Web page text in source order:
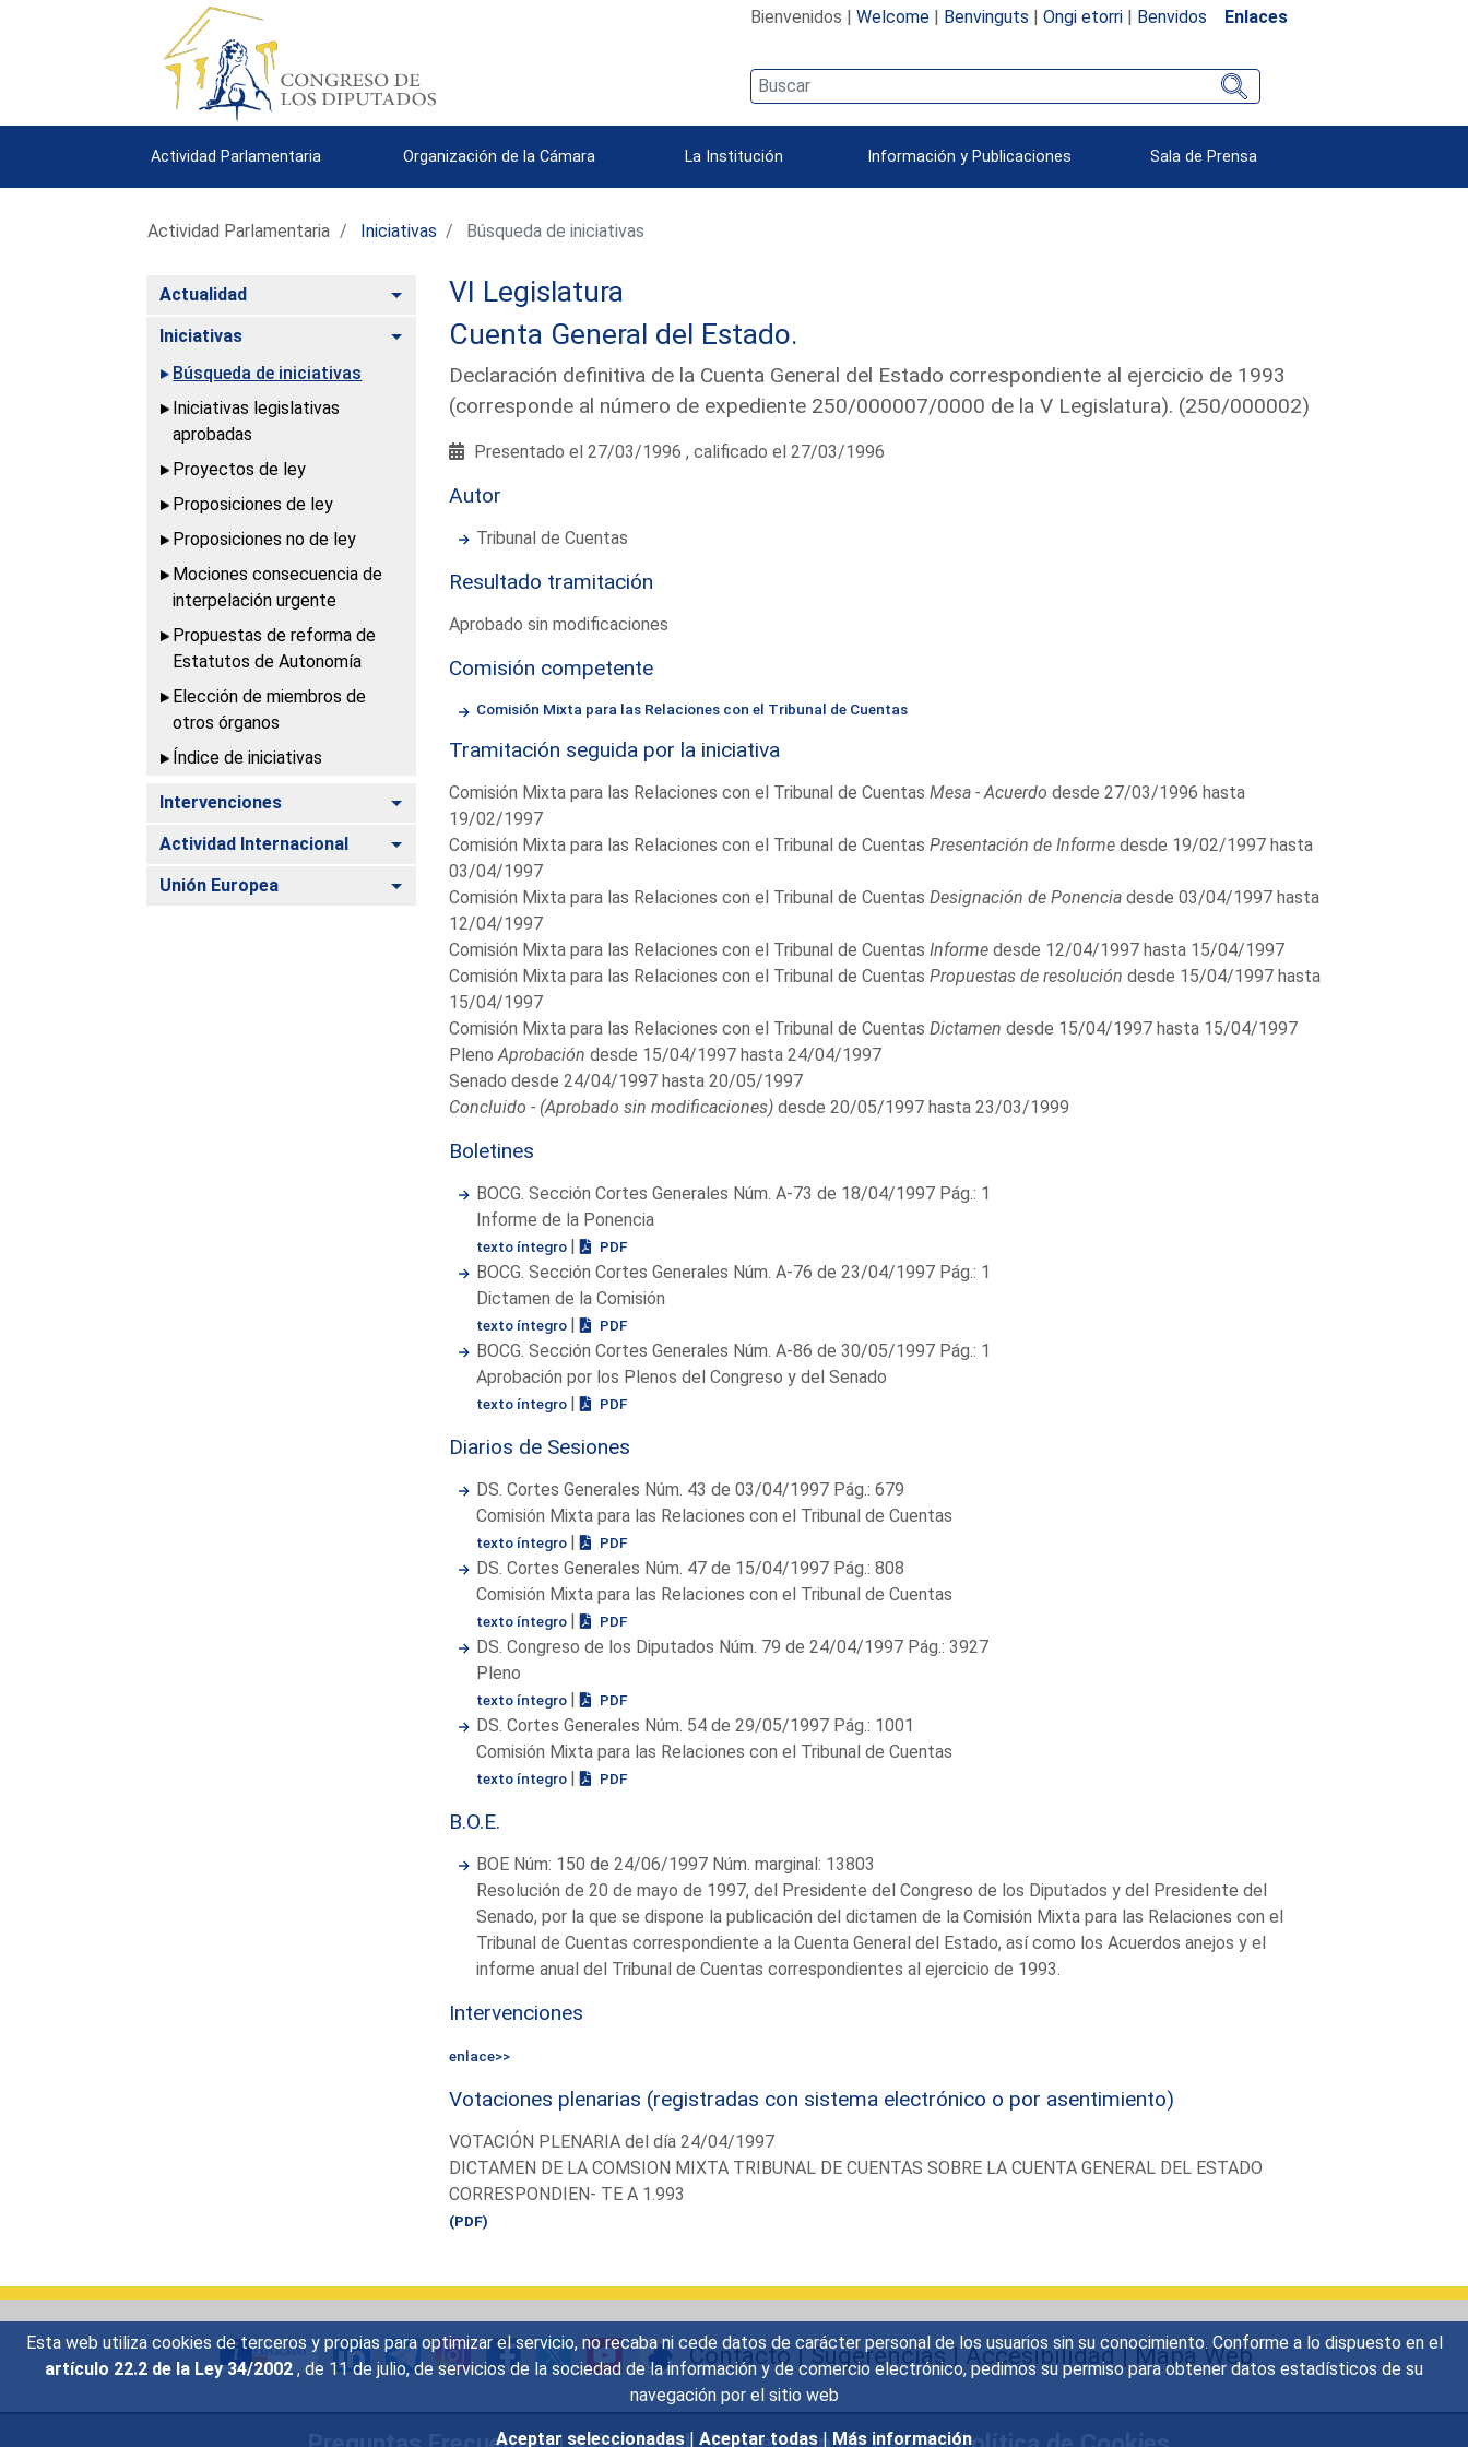
Esta web utiliza cookies de terceros y propias para optimizar el servicio, no recaba ni cede datos de carácter personal de los usuarios sin su conocimiento. Conforme a lo dispuesto en el
artículo 22.2 de la Ley 34/2002 , de 11 de julio, de servicios de la sociedad de la información y de comercio electrónico, pedimos su permiso para obtener datos estadísticos de su
navegación por el sitio web
Aceptar seleccionadas | Aceptar todas | Más información
Bienvenidos | Welcome| Benvinguts | Ongi etorri| Benvidos Enlaces
Actividad Parlamentaria Organización de la Cámara La Institución Información y Publicaciones Sala de Prensa
Actividad Parlamentaria Iniciativas Búsqueda de iniciativas
Actualidad Alternar
Iniciativas
Alternar
Búsqueda de iniciativas
Iniciativas legislativas
aprobadas
Proyectos de ley
Proposiciones de ley
Proposiciones no de ley
Mociones consecuencia de
interpelación urgente
Propuestas de reforma de
Estatutos de Autonomía
Elección de miembros de
otros órganos
Índice de iniciativas
Intervenciones Alternar
Actividad Internacional Alternar
Unión Europea Alternar
VI Legislatura
Cuenta General del Estado.
Declaración definitiva de la Cuenta General del Estado correspondiente al ejercicio de 1993
(corresponde al número de expediente 250/000007/0000 de la V Legislatura). (250/000002)
Presentado el 27/03/1996 , calificado el 27/03/1996
Autor
Tribunal de Cuentas
Resultado tramitación
Aprobado sin modificaciones
Comisión competente
Comisión Mixta para las Relaciones con el Tribunal de Cuentas
Tramitación seguida por la iniciativa
Comisión Mixta para las Relaciones con el Tribunal de Cuentas Mesa - Acuerdo desde 27/03/1996 hasta
19/02/1997
Comisión Mixta para las Relaciones con el Tribunal de Cuentas Presentación de Informedesde 19/02/1997 hasta
03/04/1997
Comisión Mixta para las Relaciones con el Tribunal de Cuentas Designación de Ponenciadesde 03/04/1997 hasta
12/04/1997
Comisión Mixta para las Relaciones con el Tribunal de Cuentas Informedesde 12/04/1997 hasta 15/04/1997
Comisión Mixta para las Relaciones con el Tribunal de Cuentas Propuestas de resolución desde 15/04/1997 hasta
15/04/1997
Comisión Mixta para las Relaciones con el Tribunal de Cuentas Dictamen desde 15/04/1997 hasta 15/04/1997
Pleno Aprobación desde 15/04/1997 hasta 24/04/1997
Senado desde 24/04/1997 hasta 20/05/1997
Concluido - (Aprobado sin modificaciones)desde 20/05/1997 hasta 23/03/1999
Boletines
BOCG. Sección Cortes Generales Núm. A-73 de 18/04/1997 Pág.: 1
Informe de la Ponencia
texto íntegro | PDF
BOCG. Sección Cortes Generales Núm. A-76 de 23/04/1997 Pág.: 1
Dictamen de la Comisión
texto íntegro | PDF
BOCG. Sección Cortes Generales Núm. A-86 de 30/05/1997 Pág.: 1
Aprobación por los Plenos del Congreso y del Senado
texto íntegro | PDF
Diarios de Sesiones
DS. Cortes Generales Núm. 43 de 03/04/1997 Pág.: 679
Comisión Mixta para las Relaciones con el Tribunal de Cuentas
texto íntegro | PDF
DS. Cortes Generales Núm. 47 de 15/04/1997 Pág.: 808
Comisión Mixta para las Relaciones con el Tribunal de Cuentas
texto íntegro | PDF
DS. Congreso de los Diputados Núm. 79 de 24/04/1997 Pág.: 3927
Pleno
texto íntegro | PDF
DS. Cortes Generales Núm. 54 de 29/05/1997 Pág.: 1001
Comisión Mixta para las Relaciones con el Tribunal de Cuentas
texto íntegro | PDF
B.O.E.
BOE Núm: 150 de 24/06/1997 Núm. marginal: 13803
Resolución de 20 de mayo de 1997, del Presidente del Congreso de los Diputados y del Presidente del
Senado, por la que se dispone la publicación del dictamen de la Comisión Mixta para las Relaciones con el
Tribunal de Cuentas correspondiente a la Cuenta General del Estado, así como los Acuerdos anejos y el
informe anual del Tribunal de Cuentas correspondientes al ejercicio de 1993.
Intervenciones
enlace>>
Votaciones plenarias (registradas con sistema electrónico o por asentimiento)
VOTACIÓN PLENARIA del día 24/04/1997
DICTAMEN DE LA COMSION MIXTA TRIBUNAL DE CUENTAS SOBRE LA CUENTA GENERAL DEL ESTADO
CORRESPONDIEN- TE A 1.993
(PDF)
Contacto|Sugerencias|Accesibilidad|Mapa Web